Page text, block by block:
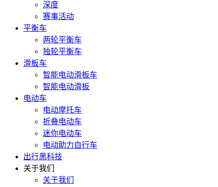
深度
赛事活动
平衡车
两轮平衡车
独轮平衡车
滑板车
智能电动滑板车
智能电动滑板
电动车
电动摩托车
折叠电动车
迷你电动车
电动助力自行车
出行黑科技
关于我们
关于我们